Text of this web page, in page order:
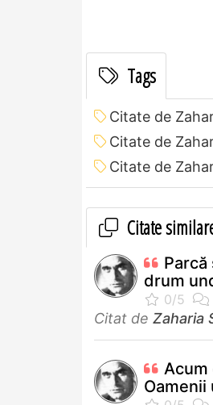
Tags
Citate de
Citate de
Citate de
Citate
drum
Citat de Zaharia
Acum
Oamenii